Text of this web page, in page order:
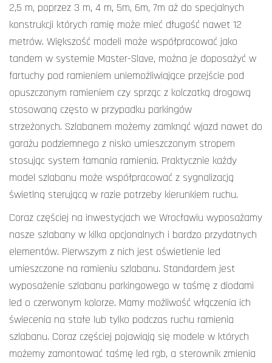
2,5 m, poprzez 3 m, 4 m, 5m, 6m, 7m aż do specjalnych
konstrukcji których ramię może mieć długość nawet 12
metrów. Większość modeli może współpracować jako
tandem w systemie Master-Slave, można je doposażyć w
fartuchy pod ramieniem uniemożliwiające przejście pod
opuszczonym ramieniem czy sprząc z kolczatką drogową
stosowaną często w przypadku parkingów
strzeżonych. Szlabanem możemy zamknąć wjazd nawet do
garażu podziemnego z nisko umieszczonym stropem
stosując system łamania ramienia. Praktycznie każdy
model szlabanu może współpracować z sygnalizacją
świetlną sterującą w razie potrzeby kierunkiem ruchu.
Coraz częściej na inwestycjach we Wrocławiu wyposażamy
nasze szlabany w kilka opcjonalnych i bardzo przydatnych
elementów. Pierwszym z nich jest oświetlenie led
umieszczone na ramieniu szlabanu. Standardem jest
wyposażenie szlabanu parkingowego w taśmę z diodami
led o czerwonym kolorze. Mamy możliwość włączenia ich
świecenia na stałe lub tylko podczas ruchu ramienia
szlabanu. Coraz częściej pojawiają się modele w których
możemy zamontować taśmę led rgb, a sterownik zmienia